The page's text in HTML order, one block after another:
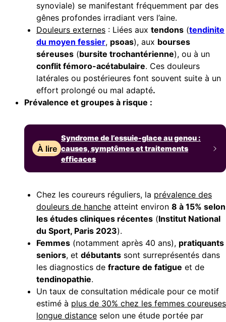
synoviale) se manifestant fréquemment par des
gênes profondes irradiant vers l’aine.
Douleurs externes : Liées aux tendons (tendinite
du moyen fessier, psoas), aux bourses
séreuses (bursite trochantérienne), ou à un
conflit fémoro-acétabulaire. Ces douleurs
latérales ou postérieures font souvent suite à un
effort prolongé ou mal adapté.
Prévalence et groupes à risque :
À lire
Syndrome de l’essuie-glace au genou :
causes, symptômes et traitements
efficaces
Chez les coureurs réguliers, la prévalence des
douleurs de hanche atteint environ 8 à 15% selon
les études cliniques récentes (Institut National
du Sport, Paris 2023).
Femmes (notamment après 40 ans), pratiquants
seniors, et débutants sont surreprésentés dans
les diagnostics de fracture de fatigue et de
tendinopathie.
Un taux de consultation médicale pour ce motif
estimé à plus de 30% chez les femmes coureuses
longue distance selon une étude portée par